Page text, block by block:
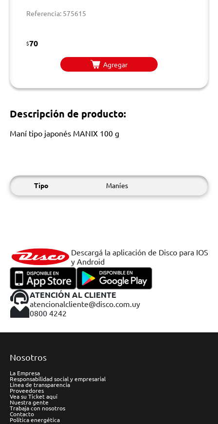
Referencia: 575615
$70
Agregar
Descripción de producto:
Maní tipo japonés MANIX 100 g
Tipo Maníes
Descargá la aplicación de Disco para IOS
y Android
ATENCIÓN AL CLIENTE
atencionalcliente@disco.com.uy
0800 4242
Nosotros
La Empresa
Responsabilidad social y empresarial
Línea de transparencia
Proveedores
Vea su Ticket aquí
Nuestra gente
Trabaja con nosotros
Contacto
Política energética